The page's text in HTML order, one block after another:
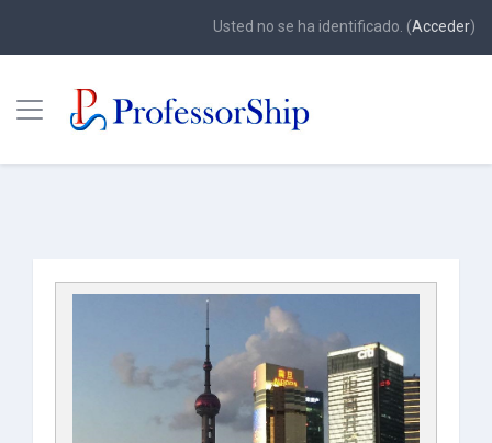
Usted no se ha identificado. (Acceder)
Panel lateral